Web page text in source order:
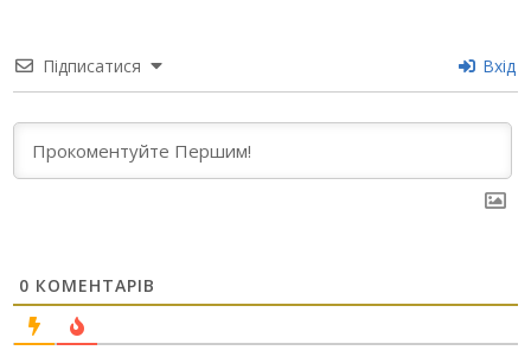
Підписатися Вхід
0 КОМЕНТАРІВ